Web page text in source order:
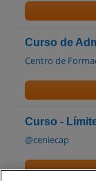
Curso de
Centro de
Curso -
@ceniecap